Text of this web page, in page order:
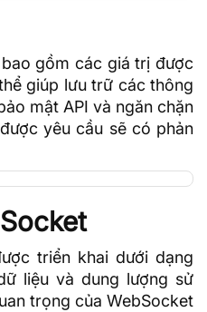
gồm các giá trị được
giúp lưu trữ các thông
mật API và ngăn chặn
yêu cầu sẽ có phản
triển khai dưới dạng
liệu và dung lượng sử
trọng của WebSocket